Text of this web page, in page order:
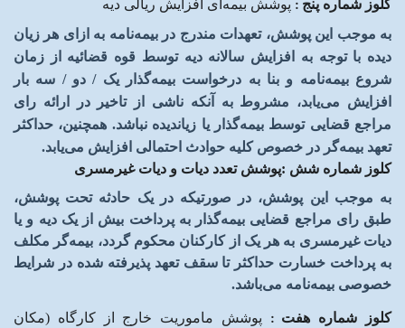
کلوز شماره پنج : پوشش بیمه‌ای افزایش ریالی دیه
به موجب این پوشش، تعهدات مندرج در بیمه‌نامه به ازای هر زیان
دیده با توجه به افزایش سالانه دیه توسط قوه قضائیه از زمان
شروع بیمه‌نامه و بنا به درخواست بیمه‌گذار یک / دو / سه بار
افزایش می‌یابد، مشروط به آنکه ناشی از تاخیر در ارائه رای
مراجع قضایی توسط بیمه‌گذار یا زیاندیده نباشد. همچنین، حداکثر
تعهد بیمه‌گر در خصوص کلیه حوادث احتمالی افزایش می‌یابد.
کلوز شماره شش :پوشش تعدد دیات و دیات غیرمسری
به موجب این پوشش، در صورتیکه در یک حادثه تحت پوشش،
طبق رای مراجع قضایی بیمه‌گذار به پرداخت بیش از یک دیه و یا
دیات غیرمسری به هر یک از کارکنان محکوم گردد، بیمه‌گر مکلف
به پرداخت خسارت حداکثر تا سقف تعهد پذیرفته شده در شرایط
خصوصی بیمه‌نامه می‌باشد.
کلوز شماره هفت : پوشش ماموریت خارج از کارگاه (مکان